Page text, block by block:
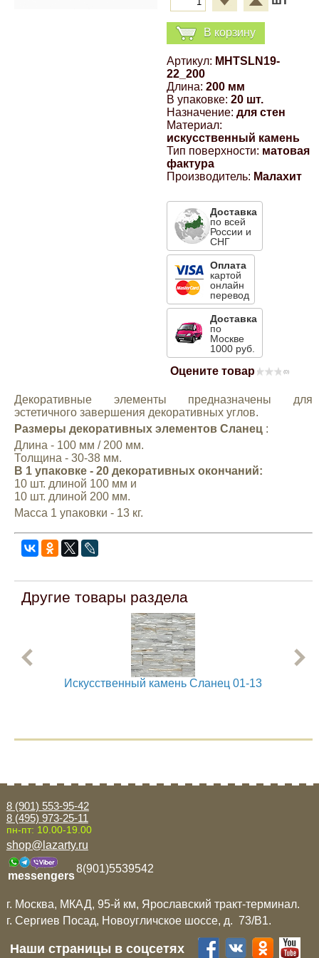
В корзину
Артикул: MHTSLN19-
22_200
Длина: 200 мм
В упаковке: 20 шт.
Назначение: для стен
Материал:
искусственный камень
Тип поверхности: матовая
фактура
Производитель: Малахит
Доставка
по всей
России и
СНГ
Оплата
картой
онлайн
перевод
Доставка
по
Москве
1000 руб.
Оцените товар (0)
Декоративные элементы предназначены для
эстетичного завершения декоративных углов.
Размеры декоративных элементов Сланец:
Длина - 100 мм / 200 мм.
Толщина - 30-38 мм.
В 1 упаковке - 20 декоративных окончаний:
10 шт. длиной 100 мм и
10 шт. длиной 200 мм.
Масса 1 упаковки - 13 кг.
Другие товары раздела
Искусственный камень Сланец 01-13
8 (901) 553-95-42
8 (495) 973-25-11
пн-пт: 10.00-19.00
shop@lazarty.ru
messengers
8(901)5539542
г. Москва, МКАД, 95-й км, Ярославский тракт-терминал.
г. Сергиев Посад, Новоугличское шоссе, д. 73/B1.
Наши страницы в соцсетях
Компрессионные фитинги Poliext
Renault
Suzuki
Toyota
Volkswagen
УАЗ
Дополнительные товары
Эмали универсальные акриловые
Магнитные панели на холодильник